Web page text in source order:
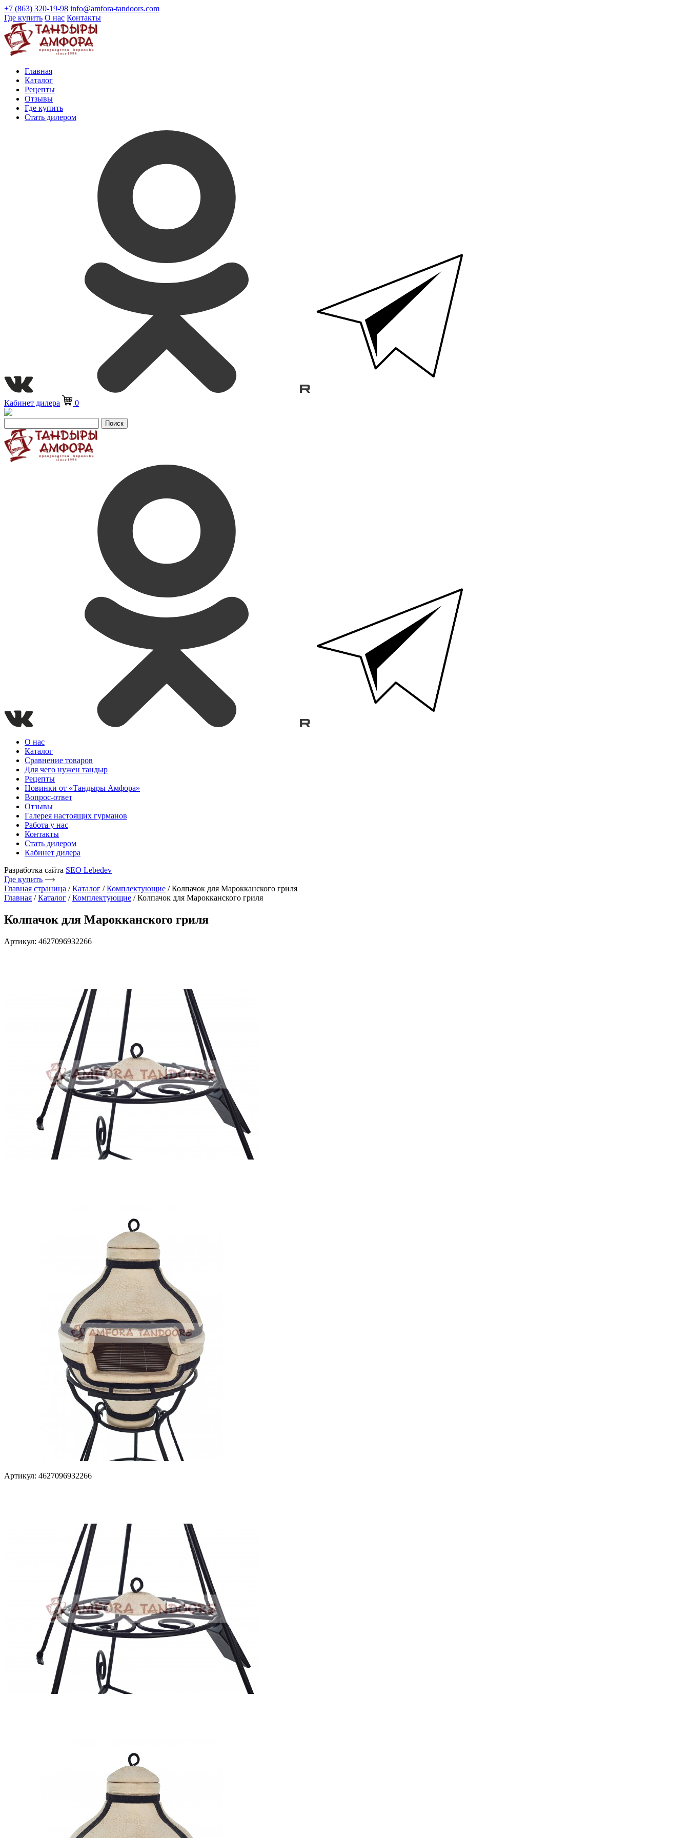
+7 (863) 320-19-98 info@amfora-tandoors.com
Где купить О нас Контакты
Главная
Каталог
Рецепты
Отзывы
Где купить
Стать дилером
Кабинет дилера 0
Поиск
О нас
Каталог
Сравнение товаров
Для чего нужен тандыр
Рецепты
Новинки от «Тандыры Амфора»
Вопрос-ответ
Отзывы
Галерея настоящих гурманов
Работа у нас
Контакты
Стать дилером
Кабинет дилера
Разработка сайта SEO Lebedev
Где купить
Главная страница /Каталог /Комплектующие /Колпачок для Марокканского гриля
Главная /Каталог /Комплектующие / Колпачок для Марокканского гриля
Колпачок для Марокканского гриля
Артикул: 4627096932266
Артикул: 4627096932266